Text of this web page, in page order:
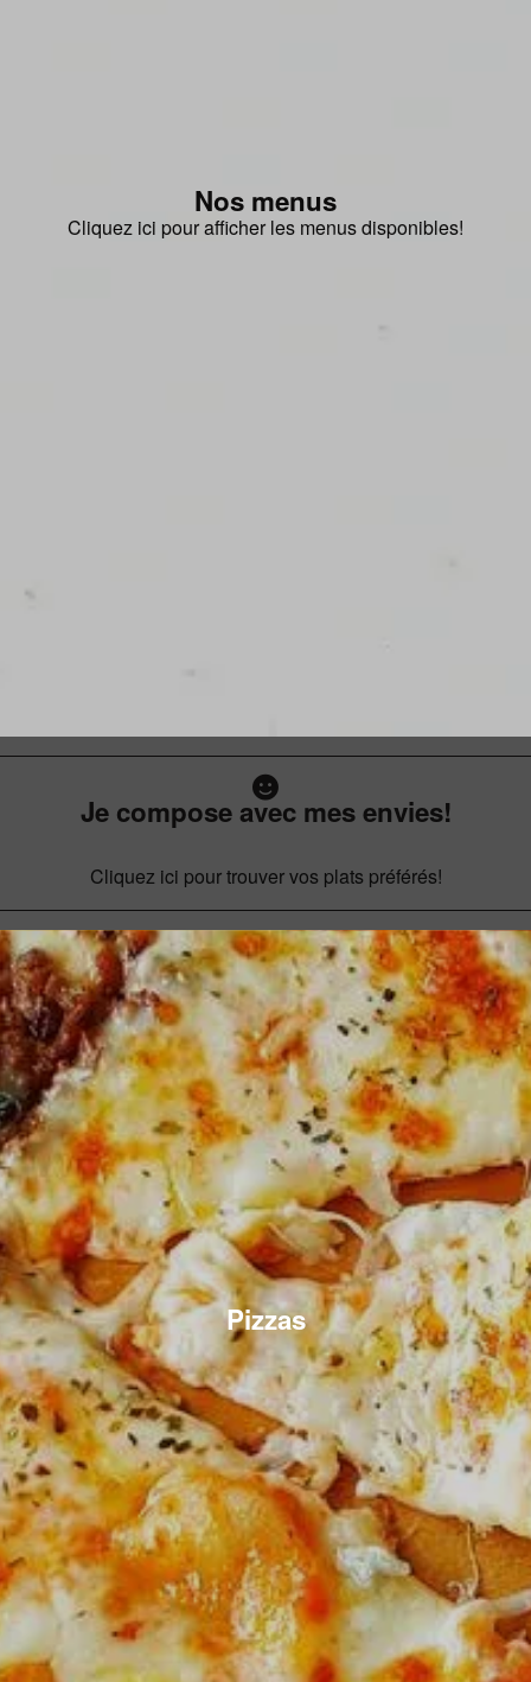
Nos menus
Cliquez ici pour afficher les menus disponibles!
Je compose avec mes envies!
Cliquez ici pour trouver vos plats préférés!
Pizzas